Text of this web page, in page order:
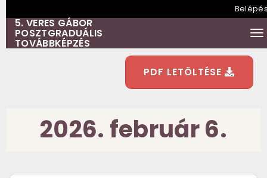
5. VERES GÁBOR
POSZTGRADUÁLIS
TOVÁBBKÉPZÉS
PDF LETÖLTÉSE
2026. február 6.